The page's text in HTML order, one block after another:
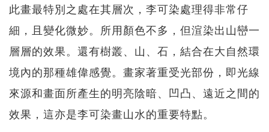
此畫最特別之處在其層次，李可染處理得非常仔
細，且變化微妙。所用顏色不多，但渲染出山巒一
層層的效果。還有樹叢、山、石，結合在大自然環
境內的那種雄偉感覺。畫家著重受光部份，即光線
來源和畫面所產生的明亮陰暗、凹凸、遠近之間的
效果，這亦是李可染畫山水的重要特點。